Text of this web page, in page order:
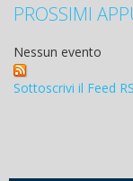
PROSSIMI
Nessun evento
Sottoscrivi il Feed